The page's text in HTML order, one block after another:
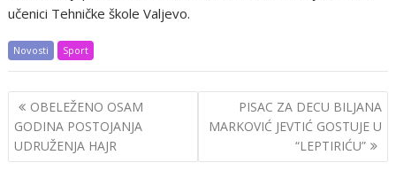
učenici Tehničke škole Valjevo.
Novosti Sport
Post
navigation
OBELEŽENO OSAM
GODINA POSTOJANJA
UDRUŽENJA HAJR
PISAC ZA DECU BILJANA
MARKOVIĆ JEVTIĆ GOSTUJE U
“LEPTIRIĆU”